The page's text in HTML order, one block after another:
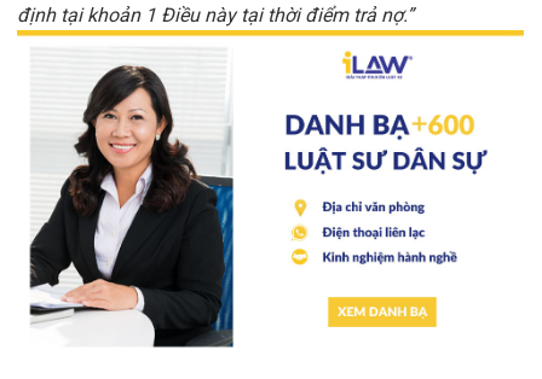
định tại khoản 1 Điều này tại thời điểm trả nợ.”